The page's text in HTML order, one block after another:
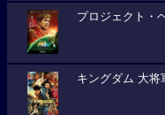
プロジェクト・
キングダム 大将